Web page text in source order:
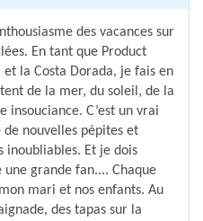
des vacances sur
En tant que Product
la Costa Dorada, je fais en
de la mer, du soleil, de la
insouciance. C’est un vrai
de nouvelles pépites et
inoubliables. Et je dois
grande fan.... Chaque
mari et nos enfants. Au
des tapas sur la